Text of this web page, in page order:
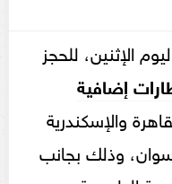
الإثنين، للحجز
إضافية
والإسكندرية
وذلك بجانب